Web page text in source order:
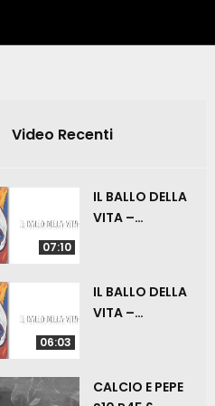
Video Recenti
07:10
IL BALLO DELLA
VITA –
06:03
IL BALLO DELLA
VITA –
CALCIO E PEPE